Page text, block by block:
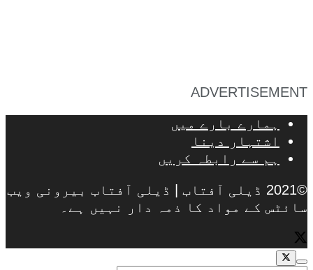
ADVERTISEMENT
ہمارے بارے میں
اشتہار دینا
ہم سے رابطہ کریں
©2021 ڈیلی آفتاب | ڈیلی آفتاب بیرونی ویب
سائٹس کے مواد کا ذمہ دار نہیں ہے۔